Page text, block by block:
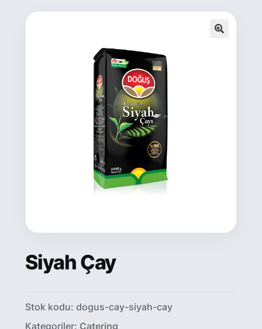
Siyah Çay
Stok kodu: dogus-cay-siyah-cay
Kategoriler: Catering